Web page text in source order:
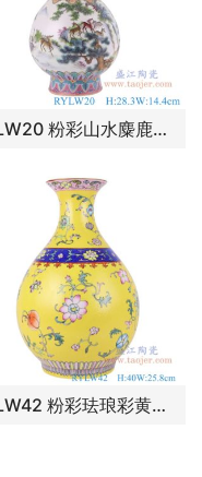
RYLW20 粉彩山水麋鹿蒜头瓶 高：28.3直径：14.4口径：底径：8.7重量：0.85KG
RYLW42 粉彩珐琅彩黄底扒花缠枝莲玉壶春瓶 高：40直径：25.8口径：底径：15.5重量：4.05KG